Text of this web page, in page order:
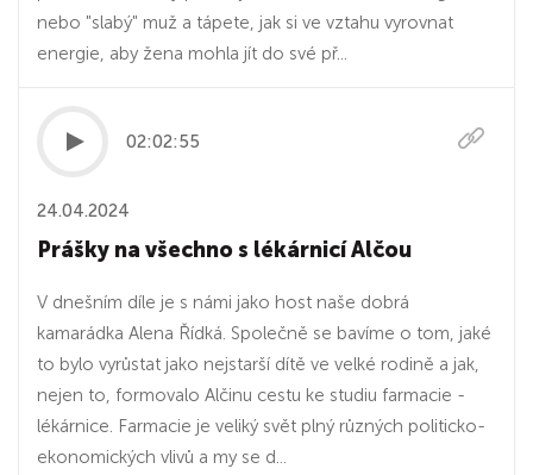
nebo "slabý" muž a tápete, jak si ve vztahu vyrovnat
energie, aby žena mohla jít do své př...
02:02:55
24.04.2024
Prášky na všechno s lékárnicí Alčou
V dnešním díle je s námi jako host naše dobrá
kamarádka Alena Řídká. Společně se bavíme o tom, jaké
to bylo vyrůstat jako nejstarší dítě ve velké rodině a jak,
nejen to, formovalo Alčinu cestu ke studiu farmacie -
lékárnice. Farmacie je veliký svět plný různých politicko-
ekonomických vlivů a my se d...